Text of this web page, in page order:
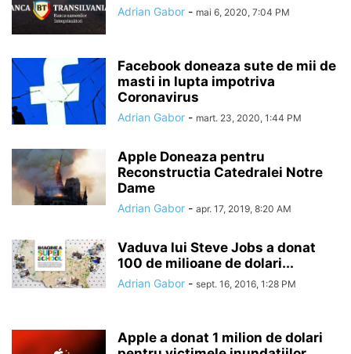
Adrian Gabor - mai 6, 2020, 7:04 PM
Facebook doneaza sute de mii de
masti in lupta impotriva
Coronavirus
Adrian Gabor - mart. 23, 2020, 1:44 PM
Apple Doneaza pentru
Reconstructia Catedralei Notre
Dame
Adrian Gabor - apr. 17, 2019, 8:20 AM
Vaduva lui Steve Jobs a donat
100 de milioane de dolari...
Adrian Gabor - sept. 16, 2016, 1:28 PM
Apple a donat 1 milion de dolari